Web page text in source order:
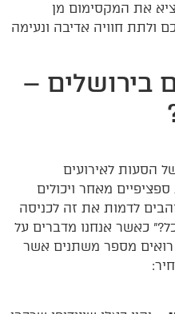
את המקסימום מן
ולתת חוויה אדיבה ונעימה
בירושלים –
הסעות לאירועים
מאחר ויכולים
לדמות את זה לכניסה
כאשר אנחנו מדברים על
רואים מספר משתנים אשר